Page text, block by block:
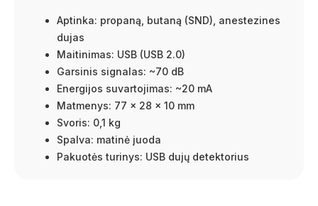
Aptinka: propaną, butaną (SND), anestezines
dujas
Maitinimas: USB (USB 2.0)
Garsinis signalas: ~70 dB
Energijos suvartojimas: ~20 mA
Matmenys: 77 × 28 × 10 mm
Svoris: 0,1 kg
Spalva: matinė juoda
Pakuotės turinys: USB dujų detektorius